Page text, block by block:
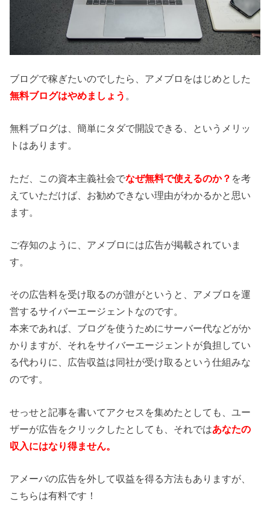
ブログで稼ぎたいのでしたら、アメブロをはじめとした
無料ブログはやめましょう 。
無料ブログは、簡単にタダで開設できる、というメリッ
トはあります。
ただ、この資本主義社会でなぜ無料で使えるのか？ を考
えていただけば、お勧めできない理由がわかるかと思い
ます。
ご存知のように、アメブロには広告が掲載されていま
す。
その広告料を受け取るのが誰がというと、アメブロを運
営するサイバーエージェントなのです。
本来であれば、ブログを使うためにサーバー代などがか
かりますが、それをサイバーエージェントが負担してい
る代わりに、広告収益は同社が受け取るという仕組みな
のです。
せっせと記事を書いてアクセスを集めたとしても、ユー
ザーが広告をクリックしたとしても、それではあなたの
収入にはなり得ません。
アメーバの広告を外して収益を得る方法もありますが、
こちらは有料です！